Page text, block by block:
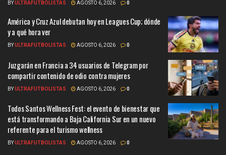
BYULTRAFUTBOLISTAS AGOSTO 6, 2026 0
América y Cruz Azul debutan hoy en Leagues Cup; dónde
y a qué hora ver
BYULTRAFUTBOLISTAS AGOSTO 6, 2026 0
Juzgarán en Francia a 34 usuarios de Telegram por
compartir contenido de odio contra mujeres
BYULTRAFUTBOLISTAS AGOSTO 6, 2026 0
Todos Santos Wellness Fest: el evento de bienestar que
está transformando a Baja California Sur en un nuevo
referente para el turismo wellness
BYULTRAFUTBOLISTAS AGOSTO 6, 2026 0